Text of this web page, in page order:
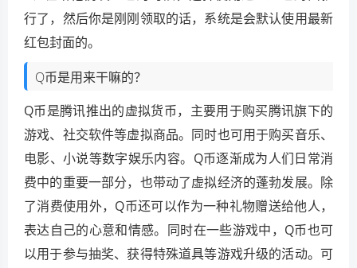
行了，然后你是刚刚领取的话，系统是会默认使用最新
红包封面的。
Q币是用来干嘛的？
Q币是腾讯推出的虚拟货币，主要用于购买腾讯旗下的
游戏、社交软件等虚拟商品。同时也可用于购买音乐、
电影、小说等数字娱乐内容。Q币逐渐成为人们日常消
费中的重要一部分，也带动了虚拟经济的蓬勃发展。除
了消费使用外，Q币还可以作为一种礼物赠送给他人，
表达自己的心意和情感。同时在一些游戏中，Q币也可
以用于参与抽奖、获得特殊道具等游戏升级的活动。可